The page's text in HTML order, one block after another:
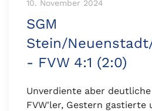
10. November 2024
SGM
Stein/
- FVW 4:1 (2:0)
Unverdiente aber
FVW'ler, Gestern gastierte